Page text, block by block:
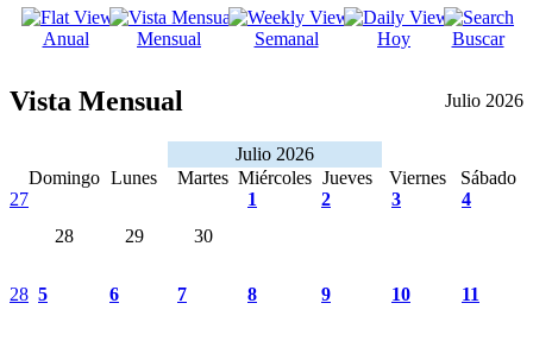
Anual Mensual Semanal Hoy Buscar
Vista Mensual Julio 2026
Julio 2026
Domingo Lunes Martes Miércoles Jueves Viernes
Sábado
27
28
29 30
1 2 3 4
28 5 6 7 8 9 10 11